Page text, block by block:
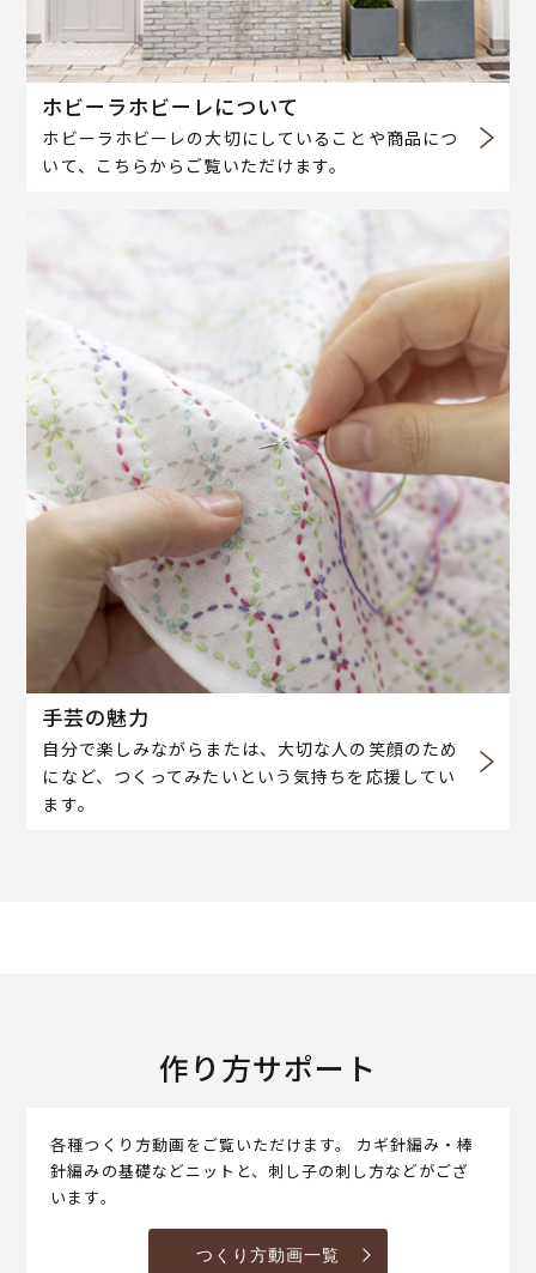
ホビーラホビーレについて
ホビーラホビーレの大切にしていることや商品につ
いて、こちらからご覧いただけます。
手芸の魅力
自分で楽しみながらまたは、大切な人の笑顔のため
になど、つくってみたいという気持ちを応援してい
ます。
作り方サポート
各種つくり方動画をご覧いただけます。 カギ針編み・棒
針編みの基礎などニットと、刺し子の刺し方などがござ
います。
つくり方動画一覧